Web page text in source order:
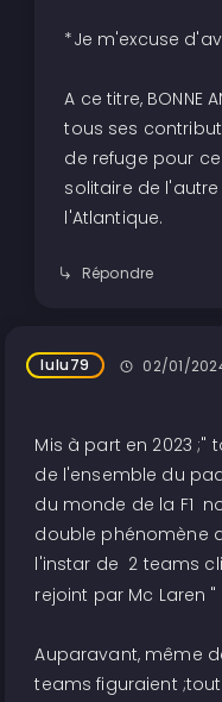
*Je m'excuse
A ce titre, BONNE
tous ses
de refuge pour
solitaire de
l'Atlantique.
Répondre
lulu79 02/01/
Mis à part en 2023 ;"
de l'ensemble du
du monde de la F1
double phénomène
l'instar de 2 teams
rejoint par Mc Laren
Auparavant, même
teams figuraient